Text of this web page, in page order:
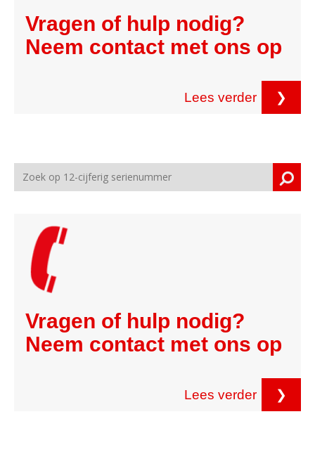
Vragen of hulp nodig?
Neem contact met ons op
Lees verder ❯
Vragen of hulp nodig?
Neem contact met ons op
Lees verder ❯